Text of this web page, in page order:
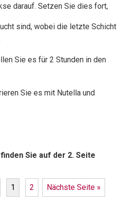
darauf. Setzen Sie dies fort,
sind, wobei die letzte Schicht
Sie es für 2 Stunden in den
Sie es mit Nutella und
Sie auf der 2. Seite
1 2 Nächste Seite »